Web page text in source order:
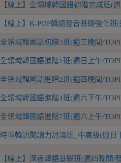
【線上】全領域韓國語初階完成班(
【線上】K-POP韓語發音基礎強化
全領域韓國語初階3班(週三晚間/
全領域韓國語進階1班(週日上午/
全領域韓國語進階2班(週四晚間/
全領域韓國語進階4班(週六下午/
全領域韓國語進階7班(週六上午/
時事韓語閱讀力討論班_中高級(週日
【線上】深夜韓語基礎班(週四晚間/